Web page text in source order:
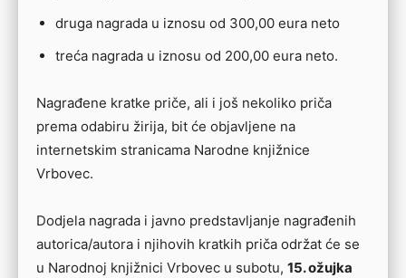
druga nagrada u iznosu od 300,00 eura neto
treća nagrada u iznosu od 200,00 eura neto.
Nagrađene kratke priče, ali i još nekoliko priča
prema odabiru žirija, bit će objavljene na
internetskim stranicama Narodne knjižnice
Vrbovec.
Dodjela nagrada i javno predstavljanje nagrađenih
autorica/autora i njihovih kratkih priča održat će se
u Narodnoj knjižnici Vrbovec u subotu, 15. ožujka